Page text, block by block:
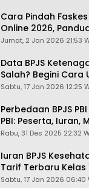
Cara Pindah Faskes
Online 2026,
Lengkap via Mobile
Cabang
Jumat, 2 Jan 2026 21:53
Data BPJS
Salah? Begini Cara
Rekening, Alamat,
Sabtu, 17 Jan 2026 12:25
Perbedaan BPJS
PBI: Peserta, Iuran,
Masa Berlaku
Rabu, 31 Des 2025 22:32
Iuran BPJS
Tarif Terbaru Kelas
Cara Bayar, Denda
Sabtu, 17 Jan 2026 06:40